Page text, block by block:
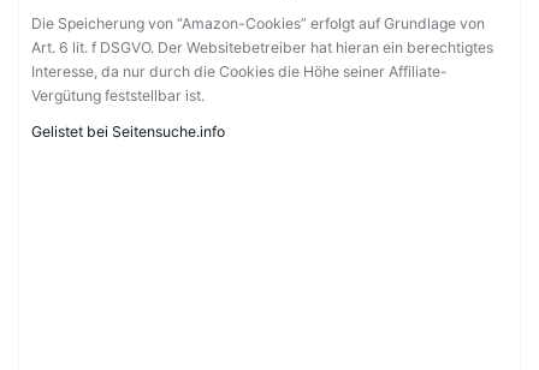
Die Speicherung von “Amazon-Cookies” erfolgt auf Grundlage von
Art. 6 lit. f DSGVO. Der Websitebetreiber hat hieran ein berechtigtes
Interesse, da nur durch die Cookies die Höhe seiner Affiliate-
Vergütung feststellbar ist.
Gelistet bei Seitensuche.info